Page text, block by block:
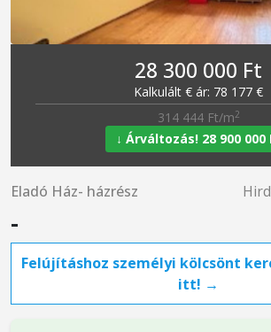
28 300 000 Ft
Kalkulált € ár: 78 177 €
314 444 Ft/m2
↓ Árváltozás! 28 900 000
Eladó Ház- házrész
-
Felújításhoz személyi kölcsönt
itt! →